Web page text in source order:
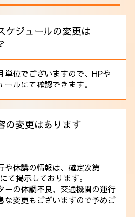
ケジュールの変更は
単位でございますので、HPや
ールにて確認できます。
の変更はあります
や休講の情報は、確定次第
て掲示しております。
ーの体調不良、交通機関の運行
な変更もございますので予めご